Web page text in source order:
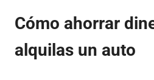
Cómo ahorrar
alquilas un auto